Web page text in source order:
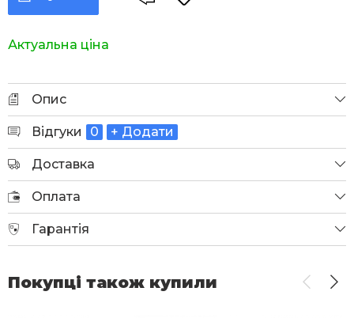
Актуальна ціна
Опис
Відгуки 0 + Додати
Доставка
Оплата
Гарантія
Покупці також купили